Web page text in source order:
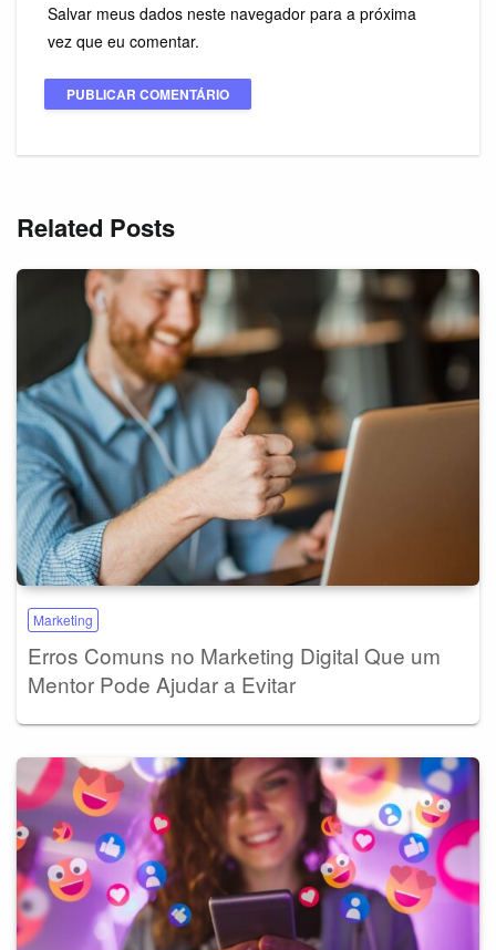
Salvar meus dados neste navegador para a próxima
vez que eu comentar.
Related Posts
Marketing
Erros Comuns no Marketing Digital Que um
Mentor Pode Ajudar a Evitar